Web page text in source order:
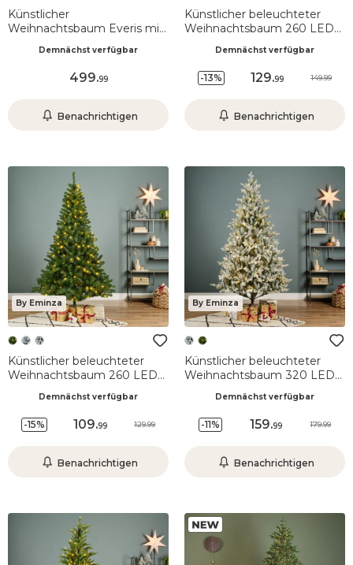
Künstlicher
Weihnachtsbaum Everis mit
cm) GrünDemnächst verfügbar
499.99
Benachrichtigen
Künstlicher beleuchteter
Weihnachtsbaum 260 LED
verschneitDemnächst verfügbar
-13% 129.99 149.99
Benachrichtigen
By Eminza
Künstlicher beleuchteter
Weihnachtsbaum 260 LED
Demnächst verfügbar
-15% 109.99 129.99
Benachrichtigen
By Eminza
Künstlicher beleuchteter
Weihnachtsbaum 320 LED
Schneebedeckt Grün
Demnächst verfügbar
-11% 159.99 179.99
Benachrichtigen